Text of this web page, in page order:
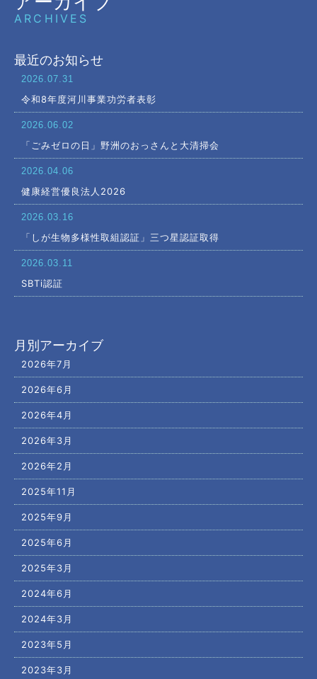
ARCHIVES
最近のお知らせ
2026.07.31
令和8年度河川事業功労者表彰
2026.06.02
「ごみゼロの日」野洲のおっさんと大清掃会
2026.04.06
健康経営優良法人2026
2026.03.16
「しが生物多様性取組認証」三つ星認証取得
2026.03.11
SBTi認証
月別アーカイブ
2026年7月
2026年6月
2026年4月
2026年3月
2026年2月
2025年11月
2025年9月
2025年6月
2025年3月
2024年6月
2024年3月
2023年5月
2023年3月